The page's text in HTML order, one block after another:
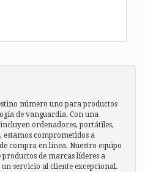
número uno para productos
de vanguardia. Con una
ordenadores, portátiles,
estamos comprometidos a
compra en línea. Nuestro equipo
de marcas líderes a
servicio al cliente excepcional.